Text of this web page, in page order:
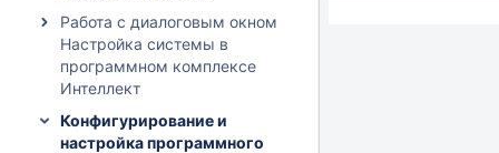
Работа с диалоговым окном
Настройка системы в
программном комплексе
Интеллект
Конфигурирование и
настройка программного